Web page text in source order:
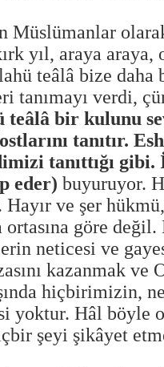
Müslümanlar
yıl, araya araya,
teâlâ bize daha
tanımayı verdi,
teâlâ bir kulunu
tanıtır.
tanıttığı
eder) buyuruyor.
Hayır ve şer
ortasına göre
neticesi ve
kazanmak
hiçbirimizin,
yoktur. Hâl böyle
şeyi şikâyet